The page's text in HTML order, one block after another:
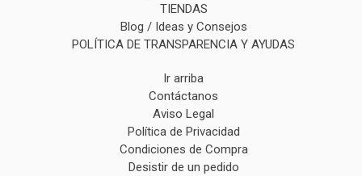
TIENDAS
Blog / Ideas y Consejos
POLÍTICA DE TRANSPARENCIA Y AYUDAS
Ir arriba
Contáctanos
Aviso Legal
Política de Privacidad
Condiciones de Compra
Desistir de un pedido